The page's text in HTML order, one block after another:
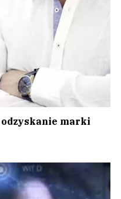
odzyskanie marki